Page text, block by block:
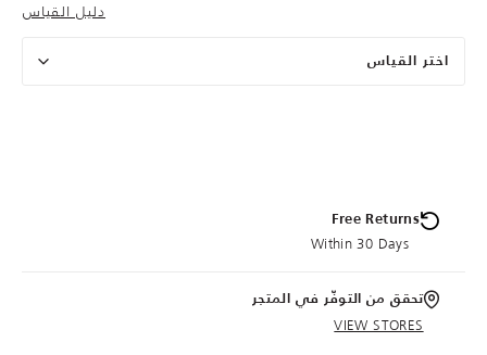
دليل القياس
اختر القياس
Free Returns
Within 30 Days
تحقق من التوفّر في المتجر
VIEW STORES